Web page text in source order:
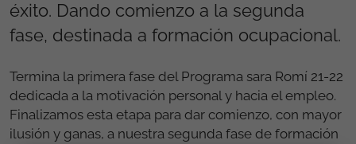
éxito. Dando comienzo a la segunda
fase, destinada a formación ocupacional.
Termina la primera fase del Programa sara Romí 21-22
dedicada a la motivación personal y hacia el empleo.
Finalizamos esta etapa para dar comienzo, con mayor
ilusión y ganas, a nuestra segunda fase de formación